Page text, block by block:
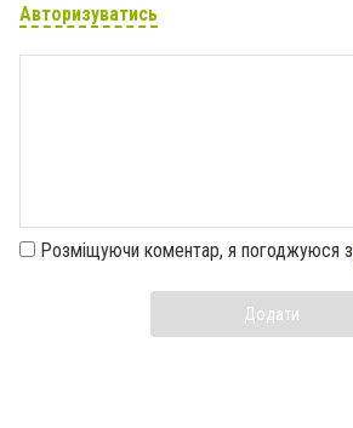
Авторизуватись
Розміщуючи коментар, я погоджуюся з
Додати